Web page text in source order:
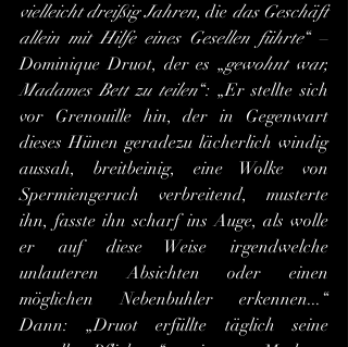
vielleicht dreißig Jahren, die das Geschäft
allein mit Hilfe eines Gesellen führte“ –
Dominique Druot, der es „gewohnt war,
Madames Bett zu teilen“: „Er stellte sich
vor Grenouille hin, der in Gegenwart
dieses Hünen geradezu lächerlich windig
aussah, breitbeinig, eine Wolke von
Spermiengeruch verbreitend, musterte
ihn, fasste ihn scharf ins Auge, als wolle
er auf diese Weise irgendwelche
unlauteren Absichten oder einen
möglichen Nebenbuhler erkennen...“
Dann: „Druot erfüllte täglich seine